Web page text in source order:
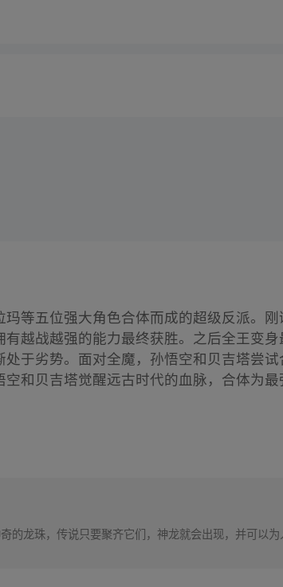
等五位强大角色合体而成的超级反派。
越战越强的能力最终获胜。之后全王变
于劣势。面对全魔，孙悟空和贝吉塔尝
和贝吉塔觉醒远古时代的血脉，合体为
的龙珠，传说只要聚齐它们，神龙就会出现，并可以